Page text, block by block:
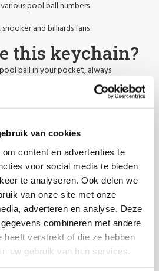
van cookies
content en advertenties te
voor social media te bieden
te analyseren. Ook delen we
van onze site met onze
adverteren en analyse. Deze
combineren met andere
heeft verstrekt of die ze hebben
uw gebruik van hun services.
pool ball numbers
and billiards fans
this keychain?
ball in your pocket, always
material that will last a long time.
in your pocket or bag.
a small gift or business gift.